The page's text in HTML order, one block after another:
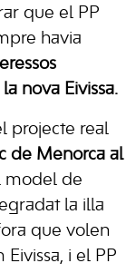
que el PP
havia
nova Eivissa.
projecte real
de Menorca al
model de
la illa
que volen
i el PP